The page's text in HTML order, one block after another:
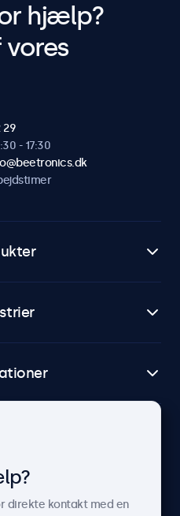
hjælp?
29
- 17:30
direkte kontakt med en